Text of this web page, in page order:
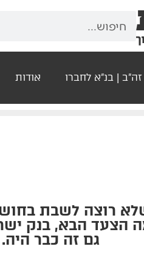
| בנ"א לחברו אודות
רוצה לשבת
הצעד הבא, בנק
גם זה כבר היה.